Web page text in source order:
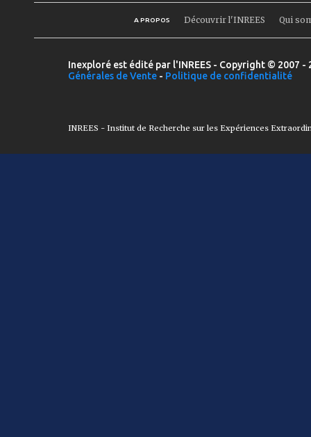
A PROPOS Découvrir l'INREES Qui
Inexploré est édité par l'INREES - Copyright © 2007
Générales de Vente - Politique de confidentialité
INREES - Institut de Recherche sur les Expériences